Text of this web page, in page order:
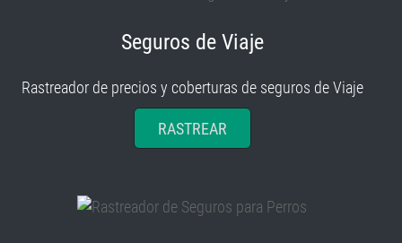
Seguros de Viaje
Rastreador de precios y coberturas de seguros de Viaje
RASTREAR